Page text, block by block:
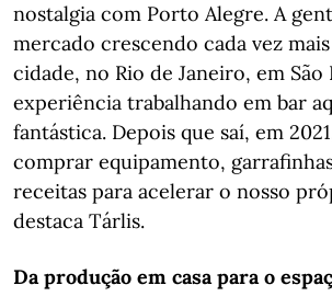
nostalgia com Porto Alegre. A
mercado crescendo cada vez
cidade, no Rio de Janeiro, em São
experiência trabalhando em bar
fantástica. Depois que saí, em
comprar equipamento,
receitas para acelerar o nosso
destaca Tárlis.
Da produção em casa para o